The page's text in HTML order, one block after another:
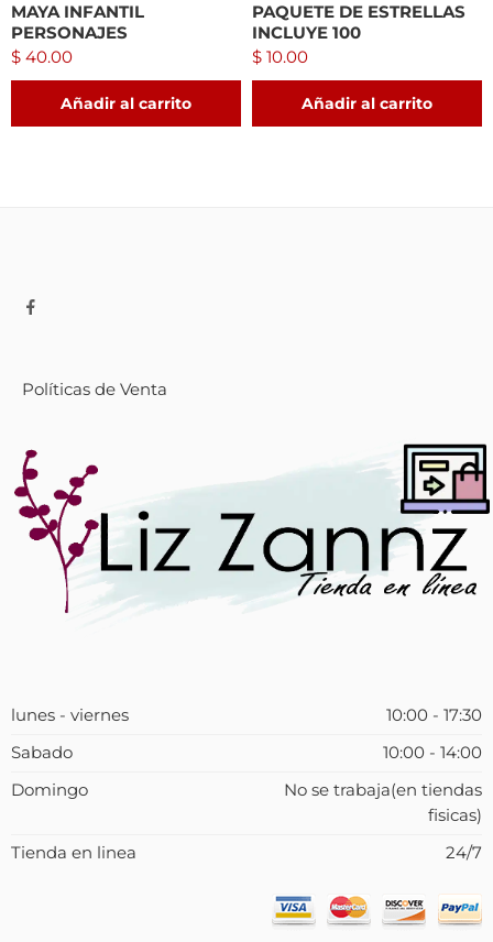
MAYA INFANTIL
PERSONAJES
$ 40.00
Añadir al carrito
PAQUETE DE ESTRELLAS
INCLUYE 100
$ 10.00
Añadir al carrito
Políticas de Venta
lunes - viernes
10:00 - 17:30
Sabado
10:00 - 14:00
Domingo
No se trabaja(en tiendas
fisicas)
Tienda en linea
24/7